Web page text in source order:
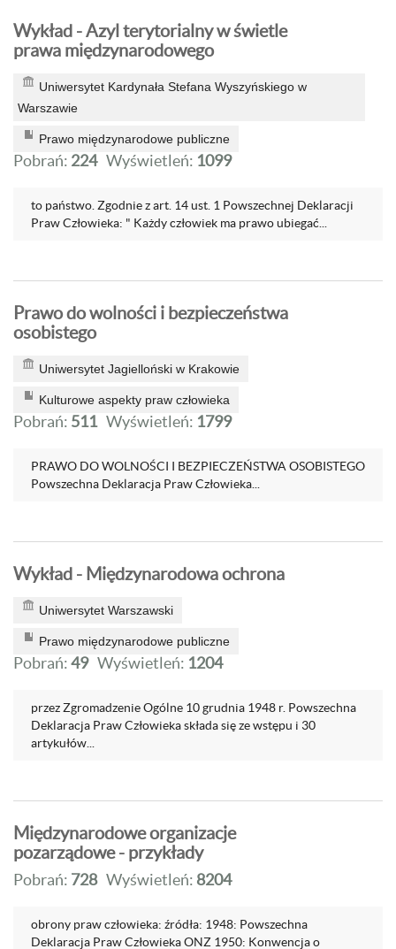
Wykład - Azyl terytorialny w świetle
prawa międzynarodowego
Uniwersytet Kardynała Stefana Wyszyńskiego w
Warszawie
Prawo międzynarodowe publiczne
Pobrań: 224 Wyświetleń: 1099
to państwo. Zgodnie z art. 14 ust. 1 Powszechnej Deklaracji
Praw Człowieka: " Każdy człowiek ma prawo ubiegać...
Prawo do wolności i bezpieczeństwa
osobistego
Uniwersytet Jagielloński w Krakowie
Kulturowe aspekty praw człowieka
Pobrań: 511 Wyświetleń: 1799
PRAWO DO WOLNOŚCI I BEZPIECZEŃSTWA OSOBISTEGO
Powszechna Deklaracja Praw Człowieka...
Wykład - Międzynarodowa ochrona
Uniwersytet Warszawski
Prawo międzynarodowe publiczne
Pobrań:49 Wyświetleń: 1204
przez Zgromadzenie Ogólne 10 grudnia 1948 r. Powszechna
Deklaracja Praw Człowieka składa się ze wstępu i 30
artykułów...
Międzynarodowe organizacje
pozarządowe - przykłady
Pobrań: 728 Wyświetleń: 8204
obrony praw człowieka: źródła: 1948: Powszechna
Deklaracja Praw Człowieka ONZ 1950: Konwencja o